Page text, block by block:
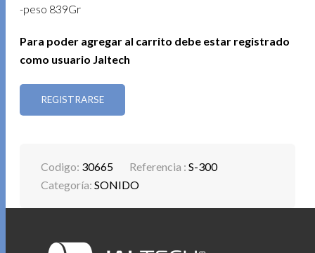
-peso 839Gr
Para poder agregar al carrito debe estar registrado
como usuario Jaltech
REGISTRARSE
Codigo: 30665 Referencia :S-300
Categoría:SONIDO